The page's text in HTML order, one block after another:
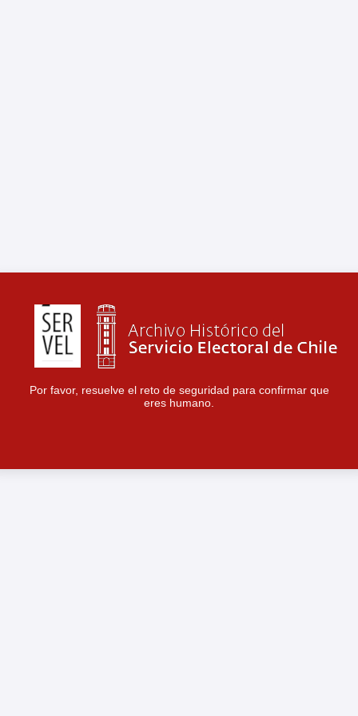
Por favor, resuelve el reto de seguridad para confirmar que
eres humano.